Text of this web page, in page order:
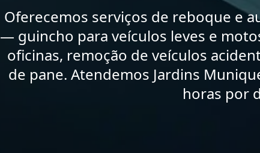
Oferecemos serviços de reboque e
— guincho para veículos leves e
oficinas, remoção de veículos
de pane. Atendemos Jardins
horas por